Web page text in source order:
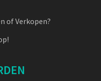
of Verkopen?